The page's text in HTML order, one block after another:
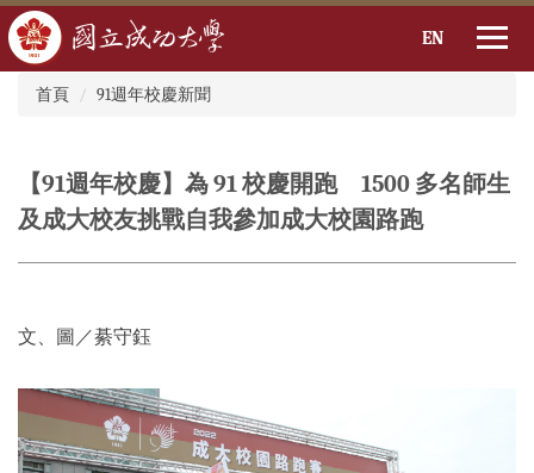
容
區
EN
:::
首頁
91週年校慶新聞
【91週年校慶】為 91 校慶開跑 1500 多名師生
及成大校友挑戰自我參加成大校園路跑
文、圖／綦守鈺